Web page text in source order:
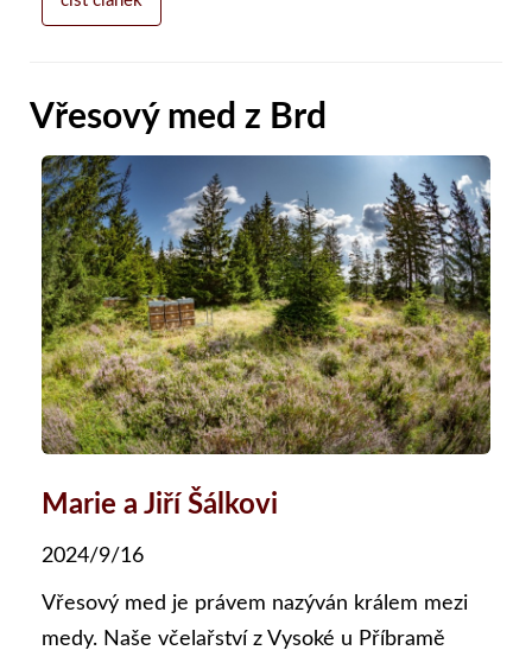
Vřesový med z Brd
Marie a Jiří Šálkovi
2024/9/16
Vřesový med je právem nazýván králem mezi
medy. Naše včelařství z Vysoké u Příbramě